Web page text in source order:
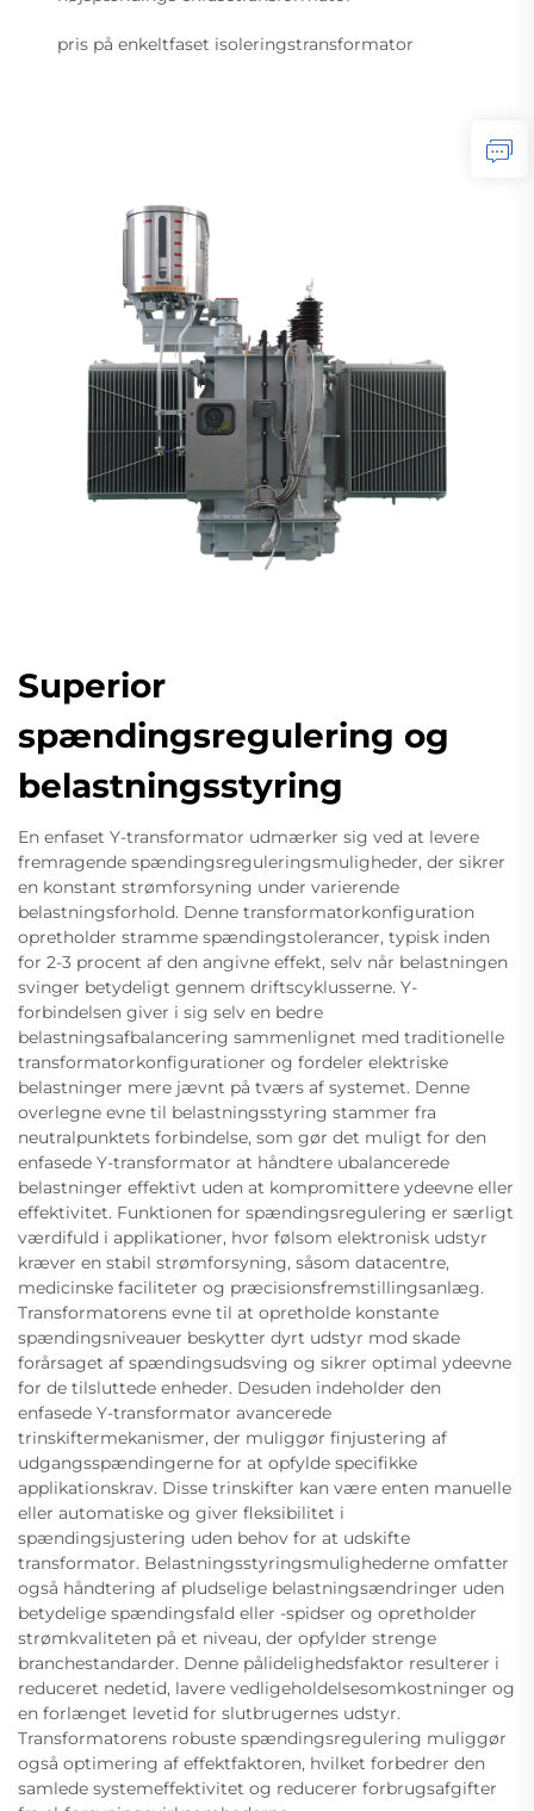
pris på enkeltfaset isoleringstransformator
Superior
spændingsregulering og
belastningsstyring
En enfaset Y-transformator udmærker sig ved at levere
fremragende spændingsreguleringsmuligheder, der sikrer
en konstant strømforsyning under varierende
belastningsforhold. Denne transformatorkonfiguration
opretholder stramme spændingstolerancer, typisk inden
for 2-3 procent af den angivne effekt, selv når belastningen
svinger betydeligt gennem driftscyklusserne. Y-
forbindelsen giver i sig selv en bedre
belastningsafbalancering sammenlignet med traditionelle
transformatorkonfigurationer og fordeler elektriske
belastninger mere jævnt på tværs af systemet. Denne
overlegne evne til belastningsstyring stammer fra
neutralpunktets forbindelse, som gør det muligt for den
enfasede Y-transformator at håndtere ubalancerede
belastninger effektivt uden at kompromittere ydeevne eller
effektivitet. Funktionen for spændingsregulering er særligt
værdifuld i applikationer, hvor følsom elektronisk udstyr
kræver en stabil strømforsyning, såsom datacentre,
medicinske faciliteter og præcisionsfremstillingsanlæg.
Transformatorens evne til at opretholde konstante
spændingsniveauer beskytter dyrt udstyr mod skade
forårsaget af spændingsudsving og sikrer optimal ydeevne
for de tilsluttede enheder. Desuden indeholder den
enfasede Y-transformator avancerede
trinskiftermekanismer, der muliggør finjustering af
udgangsspændingerne for at opfylde specifikke
applikationskrav. Disse trinskifter kan være enten manuelle
eller automatiske og giver fleksibilitet i
spændingsjustering uden behov for at udskifte
transformator. Belastningsstyringsmulighederne omfatter
også håndtering af pludselige belastningsændringer uden
betydelige spændingsfald eller -spidser og opretholder
strømkvaliteten på et niveau, der opfylder strenge
branchestandarder. Denne pålidelighedsfaktor resulterer i
reduceret nedetid, lavere vedligeholdelsesomkostninger og
en forlænget levetid for slutbrugernes udstyr.
Transformatorens robuste spændingsregulering muliggør
også optimering af effektfaktoren, hvilket forbedrer den
samlede systemeffektivitet og reducerer forbrugsafgifter